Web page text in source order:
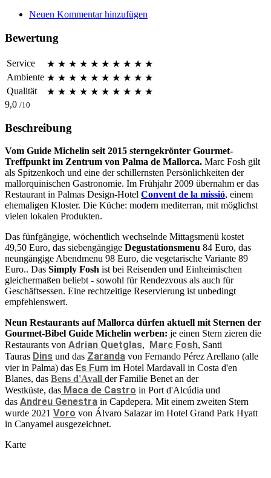
Neuen Kommentar hinzufügen
Bewertung
Service ★ ★ ★ ★ ★ ★ ★ ★ ★ ★
Ambiente ★ ★ ★ ★ ★ ★ ★ ★ ★ ★
Qualität
★ ★ ★ ★ ★ ★ ★ ★ ★ ★
9,0 /10
Beschreibung
Vom Guide Michelin seit 2015 sterngekrönter Gourmet-
Treffpunkt im Zentrum von Palma de Mallorca. Marc Fosh gilt
als Spitzenkoch und eine der schillernsten Persönlichkeiten der
mallorquinischen Gastronomie. Im Frühjahr 2009 übernahm er das
Restaurant in Palmas Design-Hotel Convent de la missió, einem
ehemaligen Kloster. Die Küche: modern mediterran, mit möglichst
vielen lokalen Produkten.
Das fünfgängige, wöchentlich wechselnde Mittagsmenü kostet
49,50 Euro, das siebengängige Degustationsmenu 84 Euro, das
neungängige Abendmenu 98 Euro, die vegetarische Variante 89
Euro.. Das Simply Fosh ist bei Reisenden und Einheimischen
gleichermaßen beliebt - sowohl für Rendezvous als auch für
Geschäftsessen. Eine rechtzeitige Reservierung ist unbedingt
empfehlenswert.
Neun Restaurants auf Mallorca dürfen aktuell mit Sternen der
Gourmet-Bibel Guide Michelin werben: je einen Stern zieren die
Restaurants von Adrian Quetglas, Marc Fosh, Santi
Tauras Dins und das Zaranda von Fernando Pérez Arellano (alle
vier in Palma) das Es Fum im Hotel Mardavall in Costa d'en
Blanes, das Bens d'Avall der Familie Benet an der
Westküste, das Maca de Castro in Port d'Alcúdia und
das Andreu Genestra in Capdepera. Mit einem zweiten Stern
wurde 2021 Voro von Álvaro Salazar im Hotel Grand Park Hyatt
in Canyamel ausgezeichnet.
Karte